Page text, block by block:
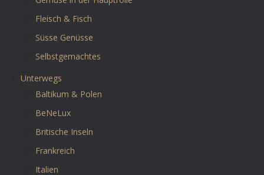
Fleisch & Fisch
Süsse Genüsse
Selbstgemachtes
Unterwegs
Baltikum & Polen
BeNeLux
Britische Inseln
Frankreich
Italien